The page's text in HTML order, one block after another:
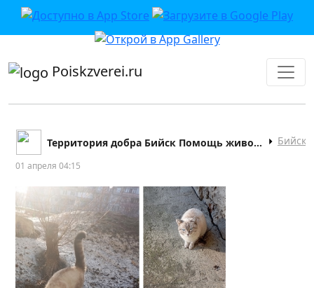
приложении или в VK">
Poiskzverei.ru
Территория добра Бийск Помощь животным. Бийск
01 апреля 04:15